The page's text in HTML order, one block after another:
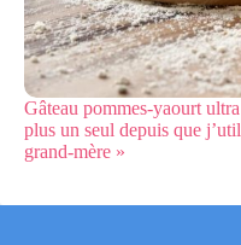
Gâteau pommes-yaourt
plus un seul depuis que
grand-mère »